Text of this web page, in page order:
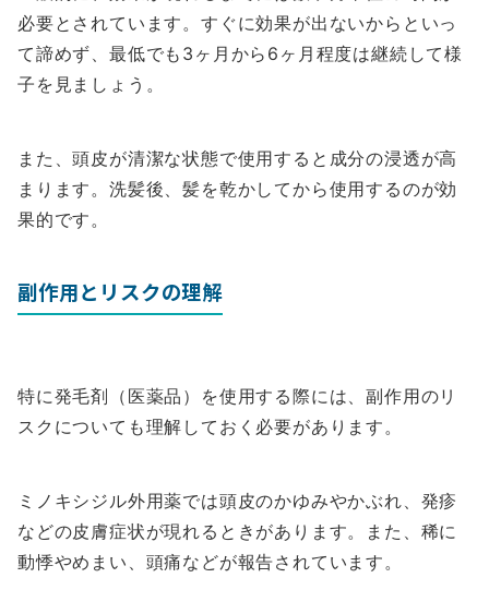
必要とされています。すぐに効果が出ないからといっ
て諦めず、最低でも3ヶ月から6ヶ月程度は継続して様
子を見ましょう。
また、頭皮が清潔な状態で使用すると成分の浸透が高
まります。洗髪後、髪を乾かしてから使用するのが効
果的です。
副作用とリスクの理解
特に発毛剤（医薬品）を使用する際には、副作用のリ
スクについても理解しておく必要があります。
ミノキシジル外用薬では頭皮のかゆみやかぶれ、発疹
などの皮膚症状が現れるときがあります。また、稀に
動悸やめまい、頭痛などが報告されています。